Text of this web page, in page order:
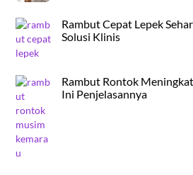
Rambut Cepat Lepek
Solusi Klinis
Rambut Rontok
Ini Penjelasannya